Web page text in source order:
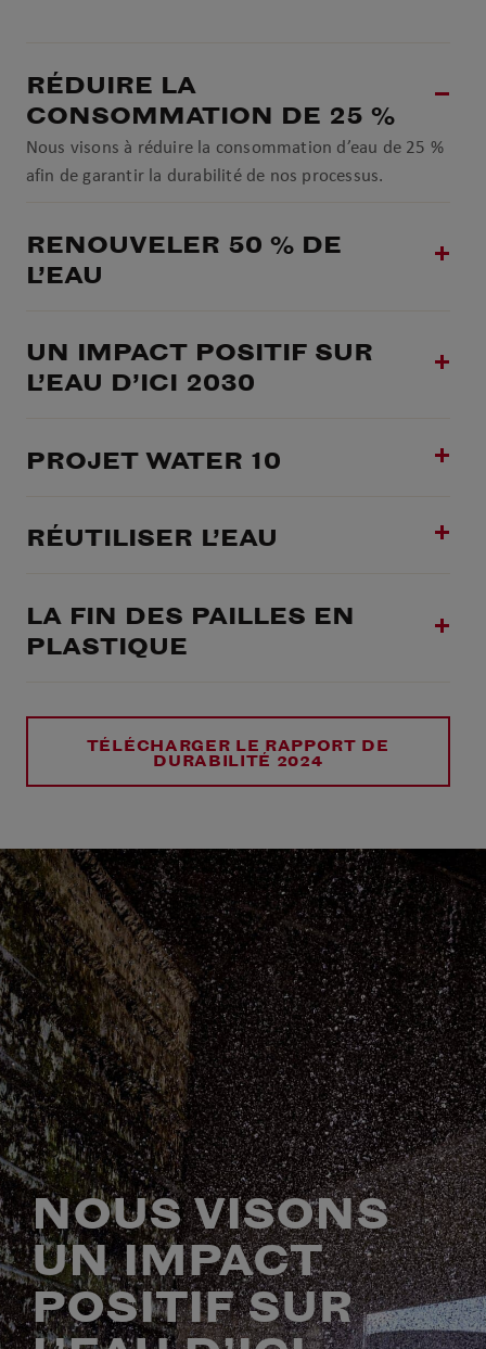
RÉDUIRE LA
CONSOMMATION DE 25 %
Nous visons à réduire la consommation d’eau de 25 %
afin de garantir la durabilité de nos processus.
RENOUVELER 50 % DE
L’EAU
UN IMPACT POSITIF SUR
L’EAU D’ICI 2030
PROJET WATER 10
RÉUTILISER L’EAU
LA FIN DES PAILLES EN
PLASTIQUE
TÉLÉCHARGER LE RAPPORT DE
DURABILITÉ 2024
NOUS VISONS
UN IMPACT
POSITIF SUR